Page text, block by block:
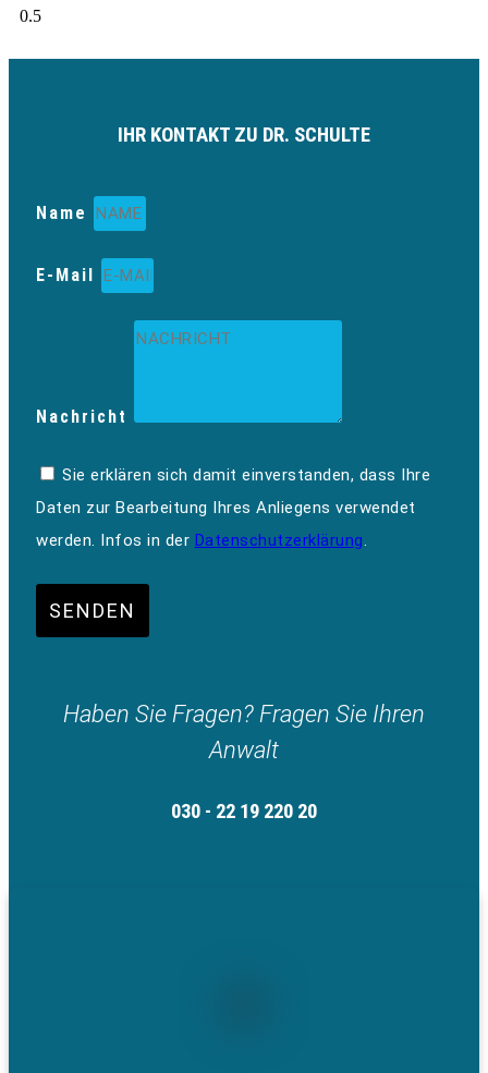
IHR KONTAKT ZU DR. SCHULTE
Name
E-Mail
Nachricht
Sie erklären sich damit einverstanden, dass Ihre
Daten zur Bearbeitung Ihres Anliegens verwendet
werden. Infos in der Datenschutzerklärung.
SENDEN
Haben Sie Fragen? Fragen Sie Ihren
Anwalt
030 - 22 19 220 20